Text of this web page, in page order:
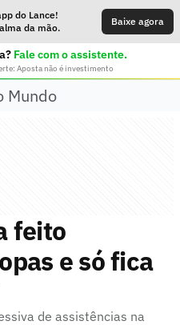
do Lance!
da mão.
Baixe agora
Fale com o assistente.
Aposta não é investimento
Mundo
feito
e só fica
de assistências na